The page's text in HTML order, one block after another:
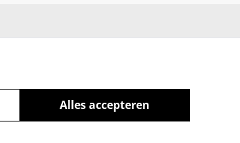
Alles accepteren